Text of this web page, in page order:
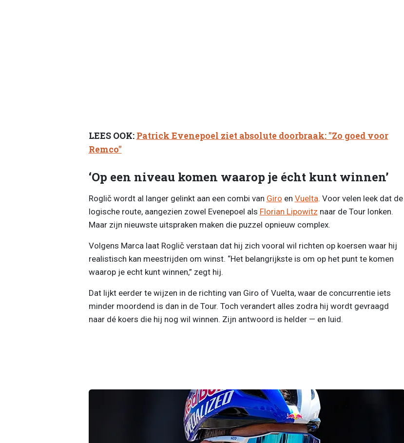
LEES OOK: Patrick Evenepoel ziet absolute doorbraak: "Zo goed voor
Remco"
‘Op een niveau komen waarop je écht kunt winnen’
Roglič wordt al langer gelinkt aan een combi van Giro en Vuelta. Voor velen leek dat de
logische route, aangezien zowel Evenepoel als Florian Lipowitz naar de Tour lonken.
Maar zijn nieuwste uitspraken maken die puzzel opnieuw complex.
Volgens Marca laat Roglič verstaan dat hij zich vooral wil richten op koersen waar hij
realistisch kan meestrijden om winst. “Het belangrijkste is om op het punt te komen
waarop je echt kunt winnen,” zegt hij.
Dat lijkt eerder te wijzen in de richting van Giro of Vuelta, waar de concurrentie iets
minder moordend is dan in de Tour. Toch verandert alles zodra hij wordt gevraagd
naar dé koers die hij nog wil winnen. Zijn antwoord is helder — en luid.